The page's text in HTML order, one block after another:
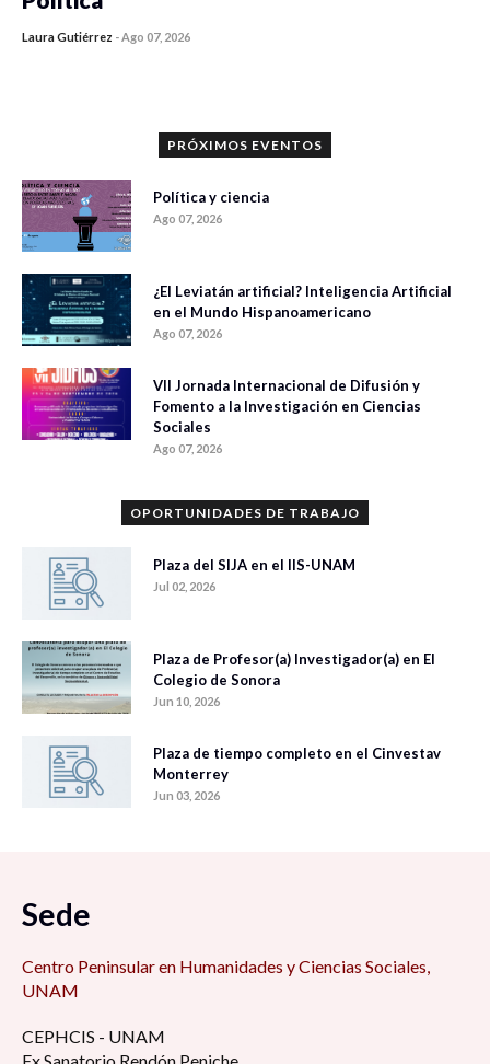
Laura Gutiérrez -Ago 07, 2026
PRÓXIMOS EVENTOS
Política y ciencia
Ago 07, 2026
¿El Leviatán artificial? Inteligencia Artificial
en el Mundo Hispanoamericano
Ago 07, 2026
VII Jornada Internacional de Difusión y
Fomento a la Investigación en Ciencias
Sociales
Ago 07, 2026
OPORTUNIDADES DE TRABAJO
Plaza del SIJA en el IIS-UNAM
Jul 02, 2026
Plaza de Profesor(a) Investigador(a) en El
Colegio de Sonora
Jun 10, 2026
Plaza de tiempo completo en el Cinvestav
Monterrey
Jun 03, 2026
Sede
Centro Peninsular en Humanidades y Ciencias Sociales,
UNAM
CEPHCIS - UNAM